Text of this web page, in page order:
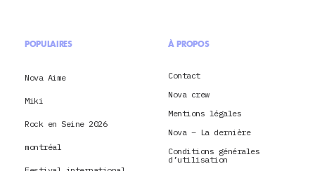
POPULAIRES
Nova Aime
Miki
Rock en Seine 2026
montréal
À PROPOS
Contact
Nova crew
Mentions légales
Nova – La dernière
Conditions générales
d’utilisation